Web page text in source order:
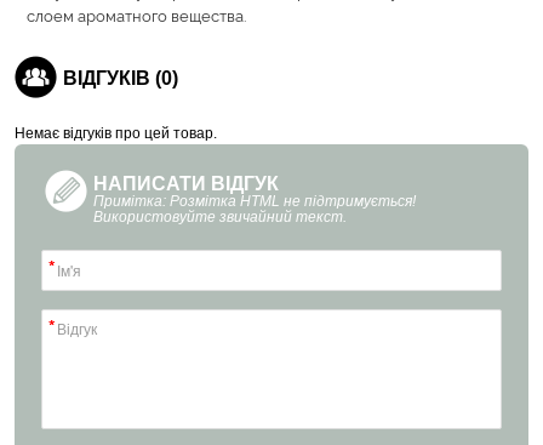
слоем ароматного вещества.
ВІДГУКІВ (0)
Немає відгуків про цей товар.
НАПИСАТИ ВІДГУК
Примітка: Розмітка HTML не підтримується!
Використовуйте звичайний текст.